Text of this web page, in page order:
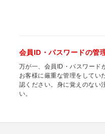
会員ID・パスワードの管
万が一、会員ID・パスワード
お客様に厳重な管理をしてい
認ください。身に覚えのない
い。